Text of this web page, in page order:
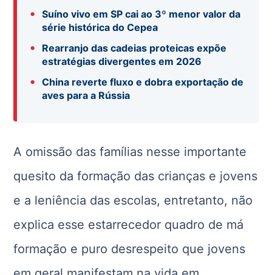
•
Suíno vivo em SP cai ao 3º menor valor da
série histórica do Cepea
•
Rearranjo das cadeias proteicas expõe
estratégias divergentes em 2026
•
China reverte fluxo e dobra exportação de
aves para a Rússia
A omissão das famílias nesse importante
quesito da formação das crianças e jovens
e a leniência das escolas, entretanto, não
explica esse estarrecedor quadro de má
formação e puro desrespeito que jovens